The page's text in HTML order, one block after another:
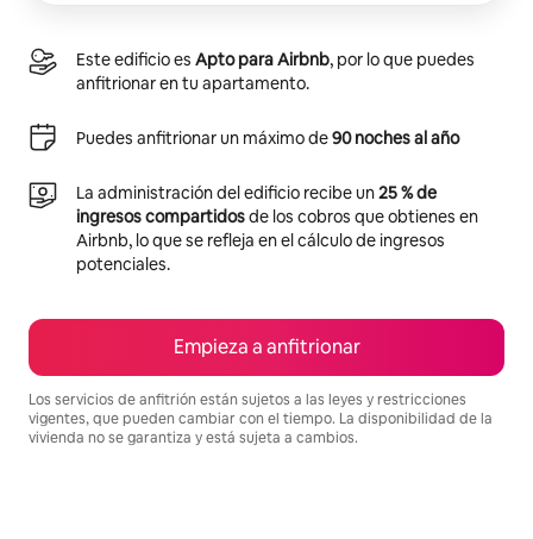
Este edificio es Apto para Airbnb, por lo que puedes
anfitrionar en tu apartamento.
Puedes anfitrionar un máximo de90 noches al año
La administración del edificio recibe un25 % de
ingresos compartidosde los cobros que obtienes en
Airbnb, lo que se refleja en el cálculo de ingresos
potenciales.
Empieza a anfitrionar
Los servicios de anfitrión están sujetos a las leyes y restricciones
vigentes, que pueden cambiar con el tiempo. La disponibilidad de la
vivienda no se garantiza y está sujeta a cambios.